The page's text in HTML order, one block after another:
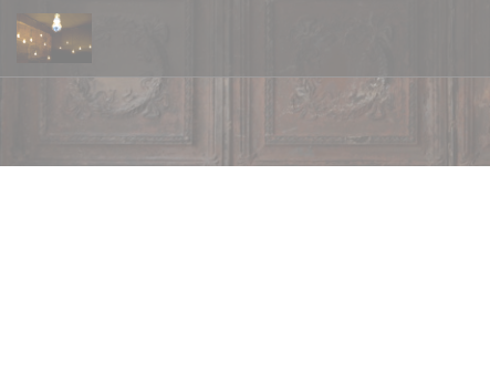
Панель управления cookies